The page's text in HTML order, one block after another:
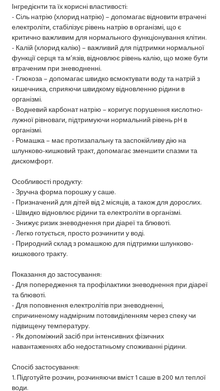
Інгредієнти та їх корисні властивості:
- Сіль натрію (хлорид натрію) – допомагає відновити втрачені
електроліти, стабілізує рівень натрію в організмі, що є
критично важливим для нормального функціонування клітин.
- Калій (хлорид калію) – важливий для підтримки нормальної
функції серця та м’язів, відновлює рівень калію, що може бути
втраченим при зневодненні.
- Глюкоза – допомагає швидко всмоктувати воду та натрій з
кишечника, сприяючи швидкому відновленню рідини в
організмі.
- Водневий карбонат натрію – коригує порушення кислотно-
лужної рівноваги, підтримуючи нормальний рівень pH в
організмі.
- Ромашка – має протизапальну та заспокійливу дію на
шлунково-кишковий тракт, допомагає зменшити спазми та
дискомфорт.
Особливості продукту:
- Зручна форма порошку у саше.
- Призначений для дітей від 2 місяців, а також для дорослих.
- Швидко відновлює рідини та електроліти в організмі.
- Знижує ризик зневоднення при діареї та блювоті.
- Легко готується, просто розчинити у воді.
- Природний склад з ромашкою для підтримки шлунково-
кишкового тракту.
Показання до застосування:
- Для попередження та профілактики зневоднення при діареї
та блювоті.
- Для поповнення електролітів при зневодненні,
спричиненому надмірним потовиділенням через спеку чи
підвищену температуру.
- Як допоміжний засіб при інтенсивних фізичних
навантаженнях або недостатньому споживанні рідини.
Спосіб застосування:
1. Підготуйте розчин, розчиняючи вміст 1 саше в 200 мл теплої
води.